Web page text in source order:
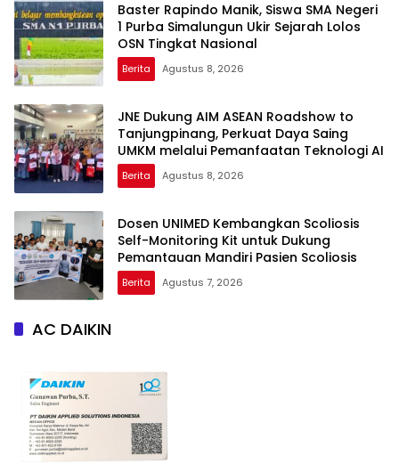
Baster Rapindo Manik, Siswa SMA Negeri
1 Purba Simalungun Ukir Sejarah Lolos
OSN Tingkat Nasional
Berita Agustus 8, 2026
JNE Dukung AIM ASEAN Roadshow to
Tanjungpinang, Perkuat Daya Saing
UMKM melalui Pemanfaatan Teknologi AI
Berita Agustus 8, 2026
Dosen UNIMED Kembangkan Scoliosis
Self-Monitoring Kit untuk Dukung
Pemantauan Mandiri Pasien Scoliosis
Berita Agustus 7, 2026
AC DAIKIN